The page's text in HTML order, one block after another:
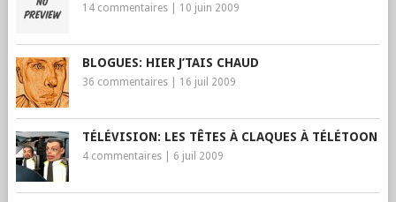
14 commentaires| 10 juin 2009
BLOGUES: HIER J’TAIS CHAUD
36 commentaires| 16 juil 2009
TÉLÉVISION: LES TÊTES À CLAQUES À TÉLÉTOON
4 commentaires| 6 juil 2009